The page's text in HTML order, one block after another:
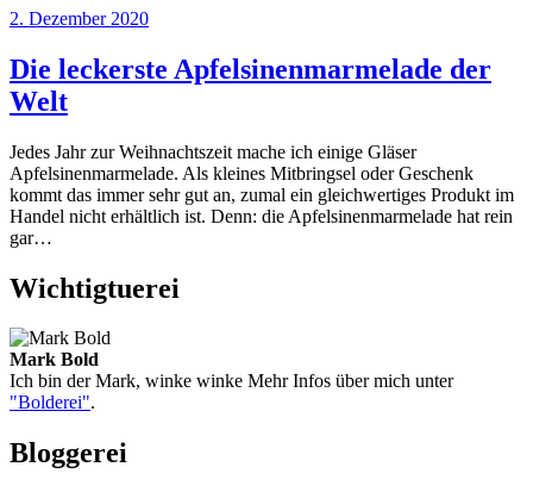
2. Dezember 2020
Die leckerste Apfelsinenmarmelade der
Welt
Jedes Jahr zur Weihnachtszeit mache ich einige Gläser
Apfelsinenmarmelade. Als kleines Mitbringsel oder Geschenk
kommt das immer sehr gut an, zumal ein gleichwertiges Produkt im
Handel nicht erhältlich ist. Denn: die Apfelsinenmarmelade hat rein
gar…
Wichtigtuerei
Mark Bold
Ich bin der Mark, winke winke Mehr Infos über mich unter
"Bolderei".
Bloggerei